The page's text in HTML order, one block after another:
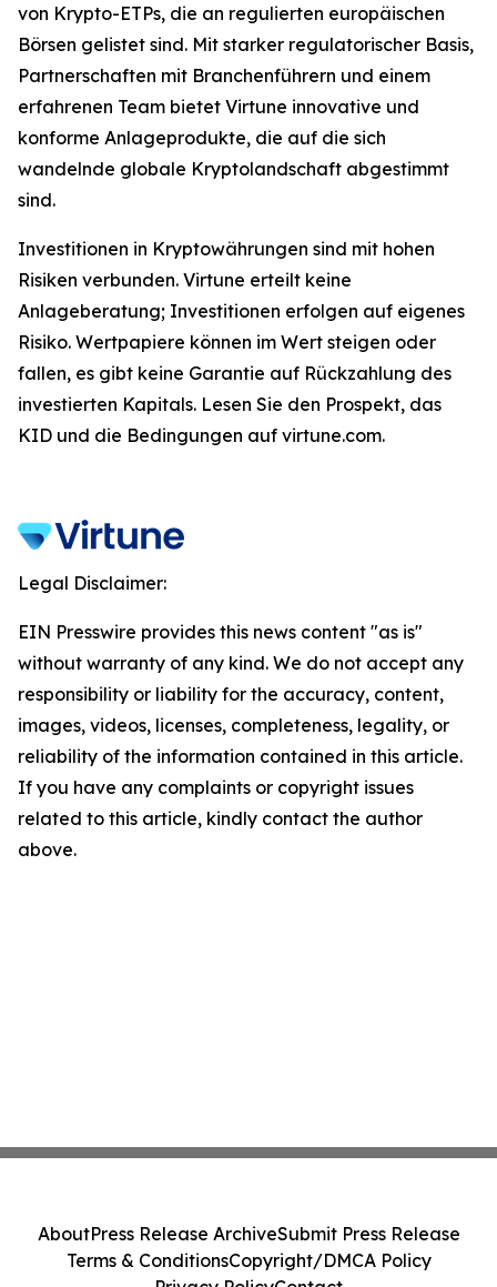
von Krypto-ETPs, die an regulierten europäischen
Börsen gelistet sind. Mit starker regulatorischer Basis,
Partnerschaften mit Branchenführern und einem
erfahrenen Team bietet Virtune innovative und
konforme Anlageprodukte, die auf die sich
wandelnde globale Kryptolandschaft abgestimmt
sind.
Investitionen in Kryptowährungen sind mit hohen
Risiken verbunden. Virtune erteilt keine
Anlageberatung; Investitionen erfolgen auf eigenes
Risiko. Wertpapiere können im Wert steigen oder
fallen, es gibt keine Garantie auf Rückzahlung des
investierten Kapitals. Lesen Sie den Prospekt, das
KID und die Bedingungen auf virtune.com.
Legal Disclaimer:
EIN Presswire provides this news content "as is"
without warranty of any kind. We do not accept any
responsibility or liability for the accuracy, content,
images, videos, licenses, completeness, legality, or
reliability of the information contained in this article.
If you have any complaints or copyright issues
related to this article, kindly contact the author
above.
AboutPress Release ArchiveSubmit Press Release
Terms & ConditionsCopyright/DMCA Policy